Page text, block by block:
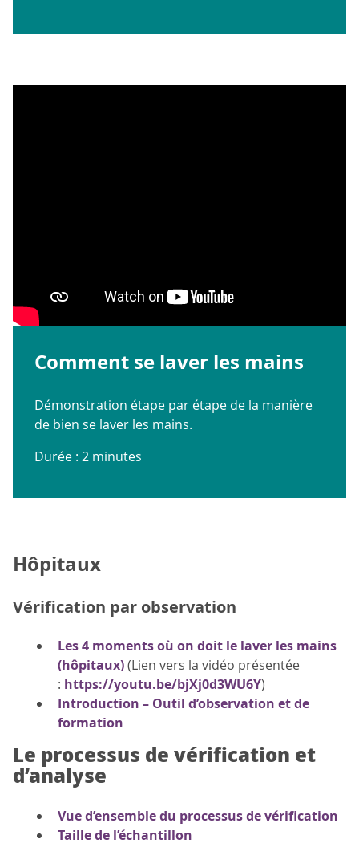
Comment se laver les mains
Démonstration étape par étape de la manière
de bien se laver les mains.
Durée : 2 minutes
Hôpitaux
Vérification par observation
Les 4 moments où on doit le laver les mains
(hôpitaux)(Lien vers la vidéo présentée
: https://youtu.be/bjXj0d3WU6Y)
Introduction – Outil d’observation et de
formation
Le processus de vérification et
d’analyse
Vue d’ensemble du processus de vérification
Taille de l’échantillon